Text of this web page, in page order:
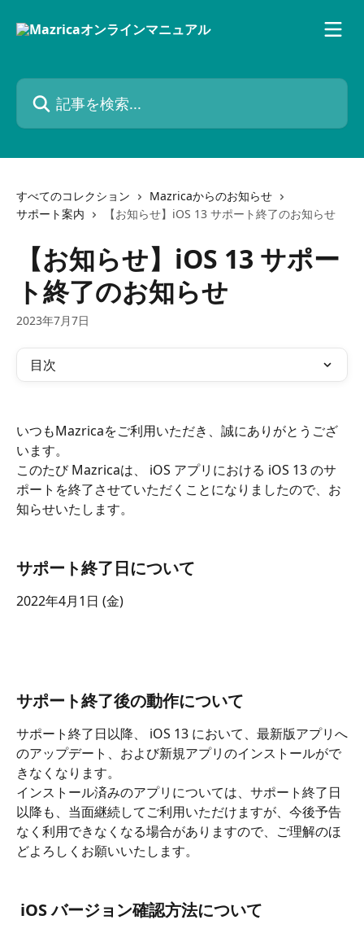
記事を検索...
すべてのコレクション
Mazricaからのお知らせ
サポート案内
【お知らせ】iOS 13 サポート終了のお知らせ
【お知らせ】iOS 13 サポー
ト終了のお知らせ
2023年7月7日
目次
いつもMazricaをご利用いただき、誠にありがとうござ
います。
このたび Mazricaは、 iOS アプリにおける iOS 13 のサ
ポートを終了させていただくことになりましたので、お
知らせいたします。
サポート終了日について
2022年4月1日 (金)
サポート終了後の動作について
サポート終了日以降、 iOS 13 において、最新版アプリへ
のアップデート、および新規アプリのインストールがで
きなくなります。
インストール済みのアプリについては、サポート終了日
以降も、当面継続してご利用いただけますが、今後予告
なく利用できなくなる場合がありますので、ご理解のほ
どよろしくお願いいたします。
iOS バージョン確認方法について